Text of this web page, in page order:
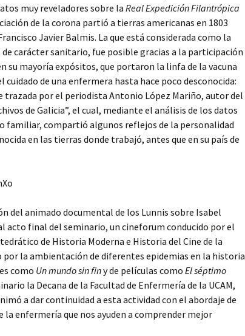
muy reveladores sobre la Real Expedición Filantrópica
de la corona partió a tierras americanas en 1803
Javier Balmis. La que está considerada como la
carácter sanitario, fue posible gracias a la participación
su mayoría expósitos, que portaron la linfa de la vacuna
cuidado de una enfermera hasta hace poco desconocida:
trazada por el periodista Antonio López Mariño, autor del
de Galicia”, el cual, mediante el análisis de los datos
familiar, compartió algunos reflejos de la personalidad
en las tierras donde trabajó, antes que en su país de
del animado documental de los Lunnis sobre Isabel
acto final del seminario, un cineforum conducido por el
de Historia Moderna e Historia del Cine de la
por la ambientación de diferentes epidemias en la historia
como Un mundo sin finy de películas como El séptimo
la Decana de la Facultad de Enfermería de la UCAM,
a dar continuidad a esta actividad con el abordaje de
la enfermería que nos ayuden a comprender mejor